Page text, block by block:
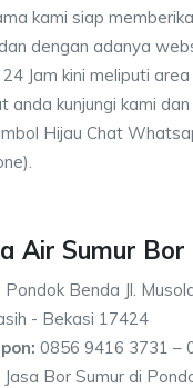
kami siap
dengan adanya
Jam kini meliputi
anda kunjungi kami
Hijau Chat
Air Sumur
Pondok Benda Jl.
- Bekasi 17424
0856 9416 3731 –
Bor Sumur di